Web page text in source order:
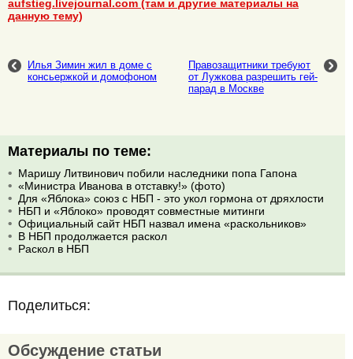
aufstieg.livejournal.com (там и другие материалы на
данную тему)
Илья Зимин жил в доме с
консьержкой и домофоном
Правозащитники требуют
от Лужкова разрешить гей-
парад в Москве
Материалы по теме:
Маришу Литвинович побили наследники попа Гапона
«Министра Иванова в отставку!» (фото)
Для «Яблока» союз с НБП - это укол гормона от дряхлости
НБП и «Яблоко» проводят совместные митинги
Официальный сайт НБП назвал имена «раскольников»
В НБП продолжается раскол
Раскол в НБП
Поделиться:
Обсуждение статьи